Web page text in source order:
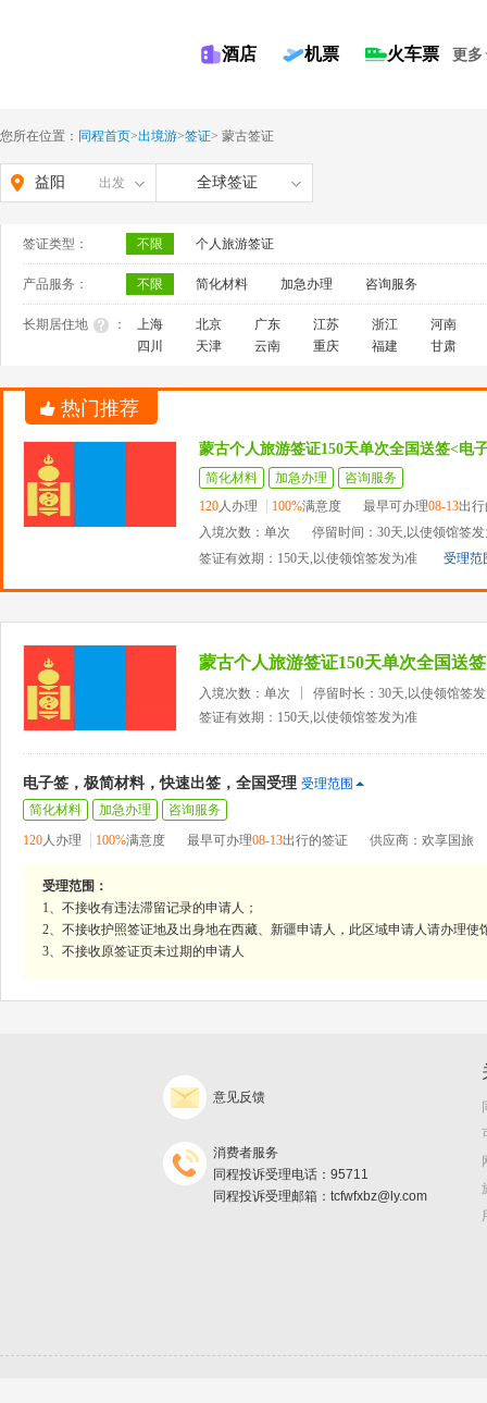
酒店 机票 火车票 更多
您所在位置： 同程首页>出境游>签证> 蒙古签证
益阳 出发 全球签证
签证类型： 不限 个人旅游签证
产品服务： 不限 简化材料 加急办理 咨询服务
长期居住地 ： 上海 北京 广东 江苏 浙江
河南
四川
天津 云南 重庆 福建 甘肃
热门推荐
蒙古个人旅游签证150天单次全国送签<电
简化材料 加急办理
咨询服务
120人办理 100%满意度 最早可办理08-13出
入境次数：单次
停留时间：30天,以使领馆签
签证有效期：150天,以使领馆签发为准
受理范
蒙古个人旅游签证150天单次全国送签
入境次数：单次
停留时长：30天,以使领馆签
签证有效期：150天,以使领馆签发为准
电子签，极简材料，快速出签，全国受理 受理范围
简化材料
加急办理
咨询服务
120人办理 100%满意度 最早可办理08-13出行的签证 供应商：欢享国旅
受理范围：
1、不接收有违法滞留记录的申请人；
2、不接收护照签证地及出身地在西藏、新疆申请人，此区域申请人请办理使
3、不接收原签证页未过期的申请人
意见反馈
消费者服务
同程投诉受理电话：95711
同程投诉受理邮箱：tcfwfxbz@ly.com